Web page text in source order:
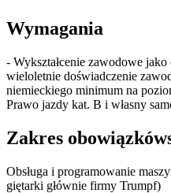
Wymagania
- Wykształcenie zawodowe
wieloletnie doświadczenie
niemieckiego minimum na
Prawo jazdy kat. B i własny
Zakres
Obsługa i programowanie
giętarki głównie firmy Trumpf)